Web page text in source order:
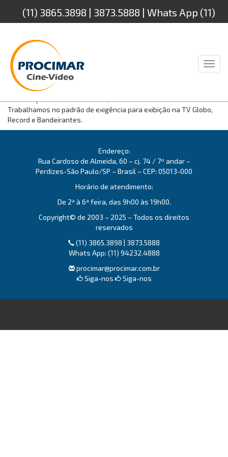
(11) 3865.3898 | 3873.5888 | Whats App (11)
94232.4888
Para comerciais, infomerciais e documentários. Cópia de arquivos
de vídeo para fitas Betacam SP, XDCAM SD e XDCAM HD.
Trabalhamos no padrão de exigência para exibição na TV Globo,
Record e Bandeirantes.
Endereço:
Rua Cardoso de Almeida, 60 – cj. 74 / 7º andar –
Perdizes-São Paulo/SP – Brasil – CEP: 05013-000
Horário de atendimento:
De 2ª à 6ª feira, das 9h00 às 19h00.
Copyright© de 2003 – 2025 – Todos os direitos
reservados
(11) 3865.3898 | 3873.5888
Whats App: (11) 94232.4888
procimar@procimar.com.br
Siga-nos
Siga-nos